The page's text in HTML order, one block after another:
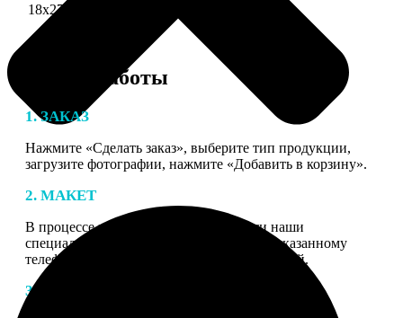
18х27 см 126 частей
Этапы работы
1. ЗАКАЗ
Нажмите «Сделать заказ», выберите тип продукции,
загрузите фотографии, нажмите «Добавить в корзину».
2. МАКЕТ
В процессе подготовки заказа к печати наши
специалисты могут связаться с Вами по указанному
телефону или email для согласования деталей.
3. ИЗГОТОВЛЕНИЕ